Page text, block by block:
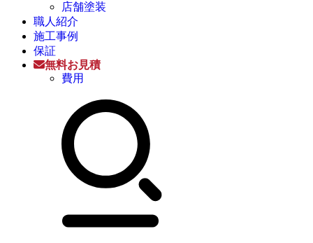
店舗塗装
職人紹介
施工事例
保証
無料お見積
費用